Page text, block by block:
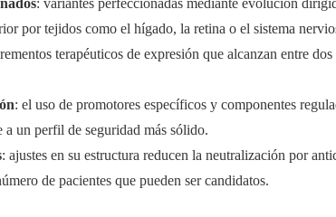
: variantes perfeccionadas mediante evolución
por tejidos como el hígado, la retina o el sistema
terapéuticos de expresión que alcanzan entre
: el uso de promotores específicos y componentes
un perfil de seguridad más sólido.
: ajustes en su estructura reducen la neutralización por
de pacientes que pueden ser candidatos.